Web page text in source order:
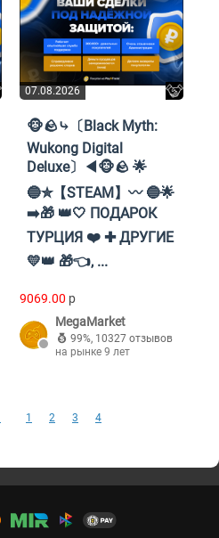
07.08.2026
🐵🪨⤷〔Black Myth:
Wukong Digital
Deluxe〕◀🐵🪨 🌟
🔵✮【STEAM】〰 🔵🌟
➡️🎁 👑🤍 ПОДАРОК
ТУРЦИЯ ❤️ ✚ ДРУГИЕ
💛👑 🎁👈, ...
9069.00 p
MegaMarket
99%, 10327 отзывов
на рынке 9 лет
1 2 3
4